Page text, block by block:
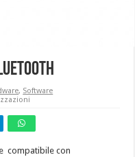
, Software
compatibile con